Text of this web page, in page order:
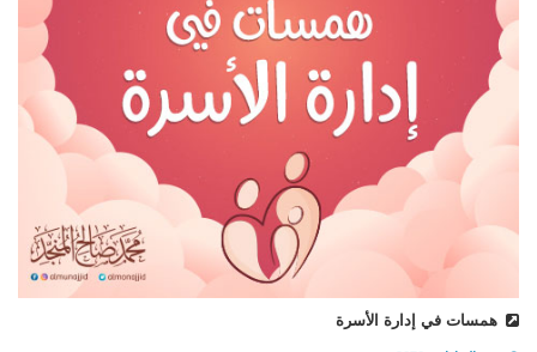
همسات في إدارة الأسرة